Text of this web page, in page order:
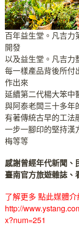
百年益生堂。凡吉力
開發
以及益生堂。凡吉力
每一樣產品背後所付
作出來
延續第二代楊大笨中
與阿泰老闆三十多年
有著傳統古早的工法
一步一腳印的堅持漢
梅等等
感謝曾經年代新聞、
臺南官方旅遊雜誌、
了解更多 點此媒體
http://
x?num=251